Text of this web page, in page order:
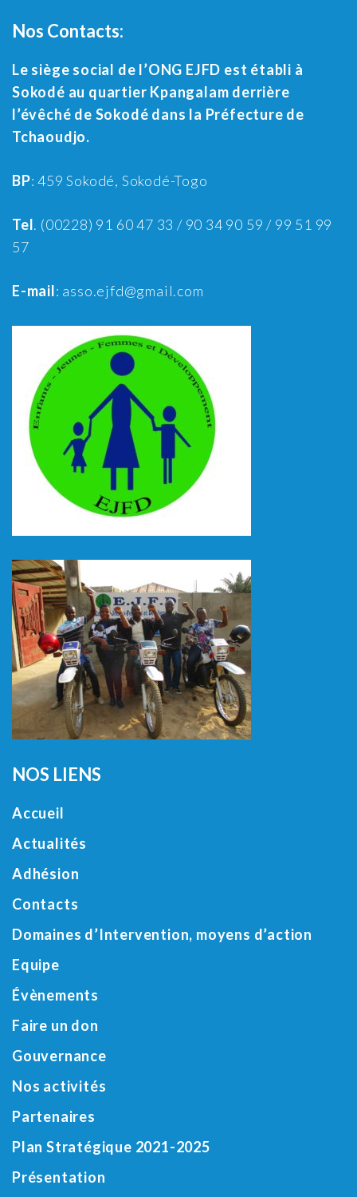
Nos Contacts:
Le siège social de l’ONG EJFD est établi à
Sokodé au quartier Kpangalam derrière
l’évêché de Sokodé dans la Préfecture de
Tchaoudjo.
BP: 459 Sokodé, Sokodé-Togo
Tel. (00228) 91 60 47 33 / 90 34 90 59 / 99 51 99
57
E-mail: asso.ejfd@gmail.com
NOS LIENS
Accueil
Actualités
Adhésion
Contacts
Domaines d’Intervention, moyens d’action
Equipe
Évènements
Faire un don
Gouvernance
Nos activités
Partenaires
Plan Stratégique 2021-2025
Présentation